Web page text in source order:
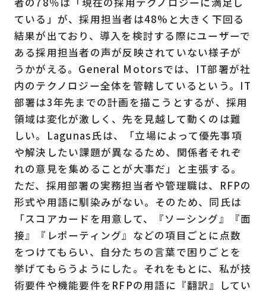
ている」が、採用担当者は48%と大きく下回る
結果が出ており、導入を検討する際にユーザーで
ある採用担当者の声が反映されていない様子が
うかがえる。General Motorsでは、IT部署が社
内のテクノロジー全体を管轄しているという。IT
部署は3年先までの計画を描こうとするが、採用
領域は変化が激しく、先を見越して動くのは難
しい。Lagunas氏は、「立場によって優先事項
や解決したい課題が異なるため、関係者それぞ
れの意見を集めることが大事だ」と主張する。
ただ、採用部署の実務担当者や管理職は、RFPの
形式や用語に馴染みがない。そのため、同氏は
「スコアカードを用意して、『ソーシング』『面
接』『レポーティング』などの項目ごとに点数
をつけてもらい、自分たちの言葉で困りごとを
挙げてもらうようにした。それをもとに、私が技
術要件や機能要件をRFPの用語に『翻訳』してい